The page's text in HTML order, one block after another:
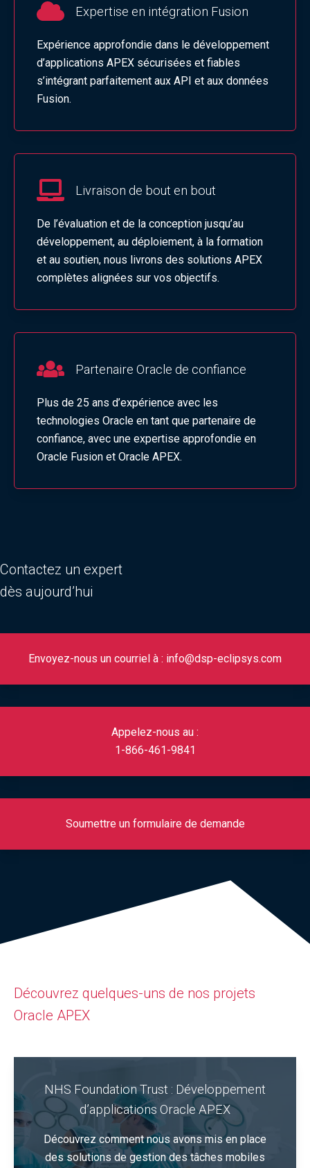
Expertise en intégration Fusion
Expérience approfondie dans le développement
d’applications APEX sécurisées et fiables
s’intégrant parfaitement aux API et aux données
Fusion.
Livraison de bout en bout
De l’évaluation et de la conception jusqu’au
développement, au déploiement, à la formation
et au soutien, nous livrons des solutions APEX
complètes alignées sur vos objectifs.
Partenaire Oracle de confiance
Plus de 25 ans d’expérience avec les
technologies Oracle en tant que partenaire de
confiance, avec une expertise approfondie en
Oracle Fusion et Oracle APEX.
Contactez un expert
dès aujourd’hui
Envoyez-nous un courriel à : info@dsp-eclipsys.com
Appelez-nous au :
1-866-461-9841
Soumettre un formulaire de demande
Découvrez quelques-uns de nos projets
Oracle APEX
NHS Foundation Trust : Développement
d’applications Oracle APEX
Découvrez comment nous avons mis en place
des solutions de gestion des tâches mobiles